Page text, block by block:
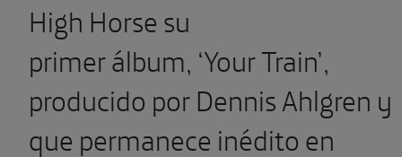
High Horse su
primer álbum, ‘Your Train’,
producido por Dennis Ahlgren y
que permanece inédito en